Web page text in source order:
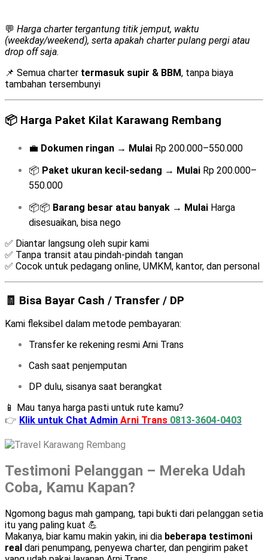
💬 Harga charter tergantung titik jemput, waktu
(weekday/weekend), serta apakah charter pulang pergi atau
drop off saja.
📌 Semua charter termasuk supir & BBM, tanpa biaya
tambahan tersembunyi
📦 Harga Paket Kilat Karawang Rembang
💼 Dokumen ringan → Mulai Rp 200.000–550.000
📦 Paket ukuran kecil-sedang → Mulai Rp 200.000–
550.000
📦📦 Barang besar atau banyak → Mulai Harga
disesuaikan, bisa nego
✅ Diantar langsung oleh supir kami
✅ Tanpa transit atau pindah-pindah tangan
✅ Cocok untuk pedagang online, UMKM, kantor, dan personal
🧾 Bisa Bayar Cash / Transfer / DP
Kami fleksibel dalam metode pembayaran:
Transfer ke rekening resmi Arni Trans
Cash saat penjemputan
DP dulu, sisanya saat berangkat
📱 Mau tanya harga pasti untuk rute kamu?
👉 Klik untuk Chat Admin Arni Trans 0813-3604-0403
Testimoni Pelanggan – Mereka Udah
Coba, Kamu Kapan?
Ngomong bagus mah gampang, tapi bukti dari pelanggan setia
itu yang paling kuat 💪
Makanya, biar kamu makin yakin, ini dia beberapa testimoni
real dari penumpang, penyewa charter, dan pengirim paket